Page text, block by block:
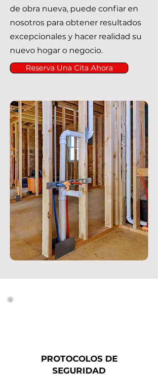
de obra nueva, puede confiar en
nosotros para obtener resultados
excepcionales y hacer realidad su
nuevo hogar o negocio.
Reserva Una Cita Ahora
PROTOCOLOS DE
SEGURIDAD